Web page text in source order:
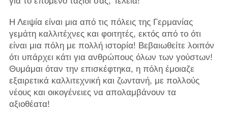
Η Λειψία είναι μια από τις πόλεις της Γερμανίας
γεμάτη καλλιτέχνες και φοιτητές, εκτός από το ότι
είναι μια πόλη με πολλή ιστορία! Βεβαιωθείτε λοιπόν
ότι υπάρχει κάτι για ανθρώπους όλων των γούστων!
Θυμάμαι όταν την επισκέφτηκα, η πόλη έμοιαζε
εξαιρετικά καλλιτεχνική και ζωντανή, με πολλούς
νέους και οικογένειες να απολαμβάνουν τα
αξιοθέατα!